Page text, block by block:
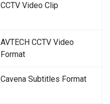
CCTV Video Clip
AVTECH CCTV Video
Format
Cavena Subtitles Format